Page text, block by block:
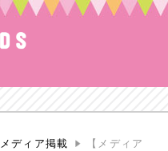
メディア掲載
【メディア